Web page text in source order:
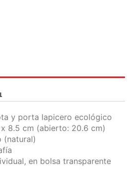
y porta lapicero ecológico
x 8.5 cm (abierto: 20.6 cm)
(natural)
en bolsa transparente